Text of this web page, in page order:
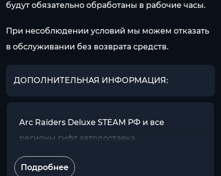
будут обязательно обработаны в рабочие часы.
При несоблюдении условий мы можем отказать
в обслуживании без возврата средств.
ДОПОЛНИТЕЛЬНАЯ ИНФОРМАЦИЯ:
Arc Raiders Deluxe STEAM РФ и все
регионы гифт автодоставка
Подробнее